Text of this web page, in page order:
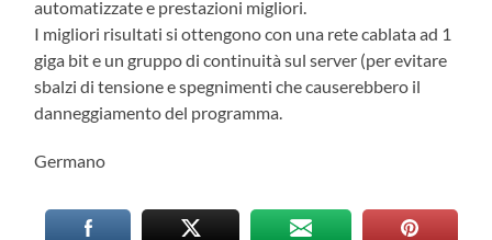
automatizzate e prestazioni migliori.
I migliori risultati si ottengono con una rete cablata ad 1
giga bit e un gruppo di continuità sul server (per evitare
sbalzi di tensione e spegnimenti che causerebbero il
danneggiamento del programma.
Germano